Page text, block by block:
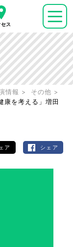
セス
情報
その他
康を考える」増田
ア シェア